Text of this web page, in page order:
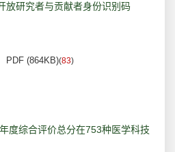
放研究者与贡献者身份识别码
PDF (864KB)(83)
度综合评价总分在753种医学科技